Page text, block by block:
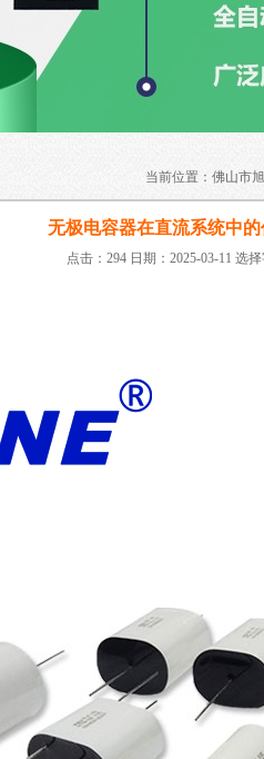
当前位置： 佛山市
无极电容器在直流系统中的
点击：294 日期：2025-03-11 选择